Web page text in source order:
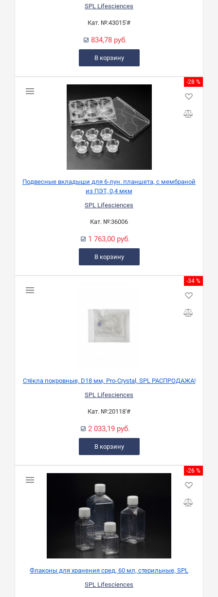
SPL Lifesciences
Кат. №:43015'#
834,78 руб.
В корзину
-28 %
Подвесные вкладыши для 6-лун. планшета, с мембраной
из ПЭТ, 0,4 мкм
SPL Lifesciences
Кат. №:36006
1 763,00 руб.
В корзину
-34 %
Стёкла покровные, D18 мм, Pro-Crystal, SPL РАСПРОДАЖА!
SPL Lifesciences
Кат. №:20118'#
2 033,19 руб.
В корзину
-26 %
Флаконы для хранения сред, 60 мл, стерильные, SPL
SPL Lifesciences